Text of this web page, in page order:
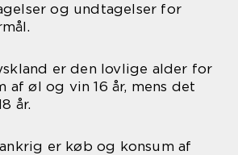
og undtagelser for
er den lovlige alder for
af øl og vin 16 år, mens det
år.
er køb og konsum af